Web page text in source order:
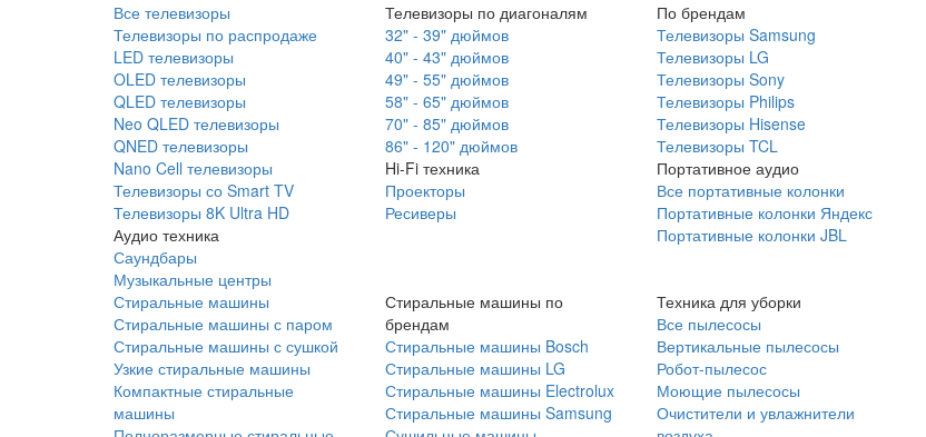
Все телевизоры
Телевизоры по распродаже
LED телевизоры
OLED телевизоры
QLED телевизоры
Neo QLED телевизоры
QNED телевизоры
Nano Cell телевизоры
Телевизоры со Smart TV
Телевизоры 8K Ultra HD
Аудио техника
Саундбары
Музыкальные центры
Телевизоры по диагоналям
32" - 39" дюймов
40" - 43" дюймов
49" - 55" дюймов
58" - 65" дюймов
70" - 85" дюймов
86" - 120" дюймов
Hi-Fi техника
Проекторы
Ресиверы
По брендам
Телевизоры Samsung
Телевизоры LG
Телевизоры Sony
Телевизоры Philips
Телевизоры Hisense
Телевизоры TCL
Портативное аудио
Все портативные колонки
Портативные колонки Яндекс
Портативные колонки JBL
Стиральные машины
Стиральные машины с паром
Стиральные машины с сушкой
Узкие стиральные машины
Компактные стиральные
машины
Стиральные машины по
брендам
Стиральные машины Bosch
Стиральные машины LG
Стиральные машины Electrolux
Стиральные машины Samsung
Техника для уборки
Все пылесосы
Вертикальные пылесосы
Робот-пылесос
Моющие пылесосы
Очистители и увлажнители